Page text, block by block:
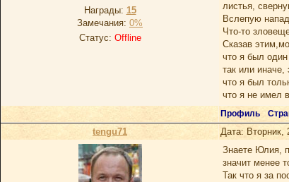
Награды: 15
Замечания: 0%
Статус: Offline
листья,
Вслепую
Что-то
Сказав
что я был
так или иначе,
что я был
что я не имел
Профиль
tengu71 Дата: Вторник,
Знаете Юлия,
значит менее
Так что я за